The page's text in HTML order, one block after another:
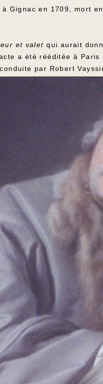
Gignac en 1709, mort
et valet qui aurait
a été rééditée à
par Robert